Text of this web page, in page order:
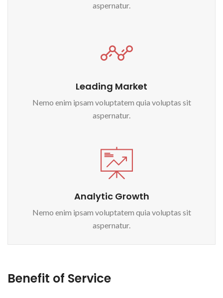
aspernatur.
Leading Market
Nemo enim ipsam voluptatem quia voluptas sit
aspernatur.
Analytic Growth
Nemo enim ipsam voluptatem quia voluptas sit
aspernatur.
Benefit of Service